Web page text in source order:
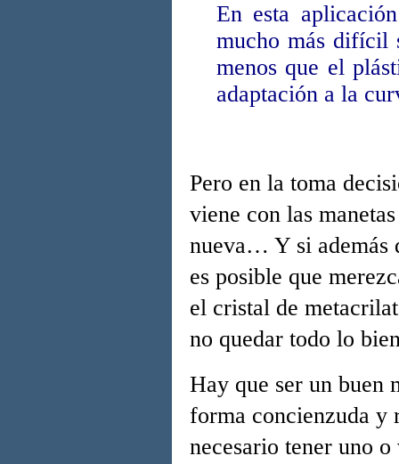
En esta
mucho más difícil
menos que el
adaptación a la
Pero en la toma
viene con las
nueva… Y si además
es posible que
el cristal de
no quedar todo lo
Hay que ser un buen
forma concienzuda y
necesario tener uno